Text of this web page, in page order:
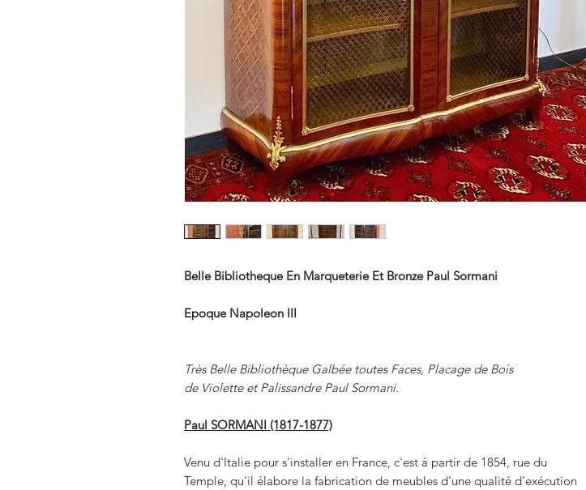
Belle Bibliotheque En Marqueterie Et Bronze Paul Sormani
Epoque Napoleon III
Très Belle Bibliothèque Galbée toutes Faces, Placage de Bois
de Violette et Palissandre Paul Sormani.
Paul SORMANI (1817-1877)
Venu d'Italie pour s'installer en France, c'est à partir de 1854, rue du
Temple, qu'il élabore la fabrication de meubles d'une qualité d'exécution